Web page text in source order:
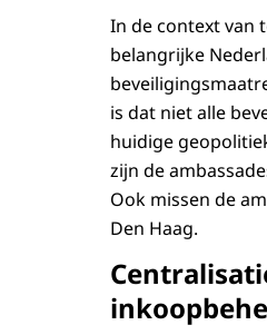
In de context van
belangrijke
is dat niet alle
huidige
zijn de
Ook missen de
Den Haag.